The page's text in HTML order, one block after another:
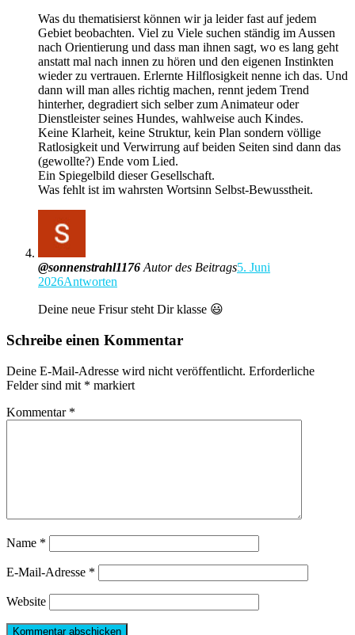
Was du thematisierst können wir ja leider fast auf jedem
Gebiet beobachten. Viel zu Viele suchen ständig im Aussen
nach Orientierung und dass man ihnen sagt, wo es lang geht
anstatt mal nach innen zu hören und den eigenen Instinkten
wieder zu vertrauen. Erlernte Hilflosigkeit nenne ich das. Und
dann will man alles richtig machen, rennt jedem Trend
hinterher, degradiert sich selber zum Animateur oder
Dienstleister seines Hundes, wahlweise auch Kindes.
Keine Klarheit, keine Struktur, kein Plan sondern völlige
Ratlosigkeit und Verwirrung auf beiden Seiten sind dann das
(gewollte?) Ende vom Lied.
Ein Spiegelbild dieser Gesellschaft.
Was fehlt ist im wahrsten Wortsinn Selbst-Bewusstheit.
@sonnenstrahl1176 Autor des Beitrags5. Juni
2026Antworten
Deine neue Frisur steht Dir klasse 😃
Schreibe einen Kommentar
Deine E-Mail-Adresse wird nicht veröffentlicht. Erforderliche
Felder sind mit * markiert
Kommentar *
Name *
E-Mail-Adresse *
Website